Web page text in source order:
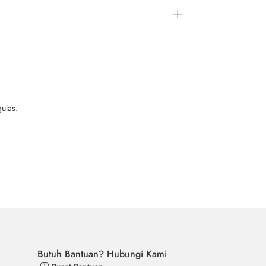
Butuh Bantuan? Hubungi Kami